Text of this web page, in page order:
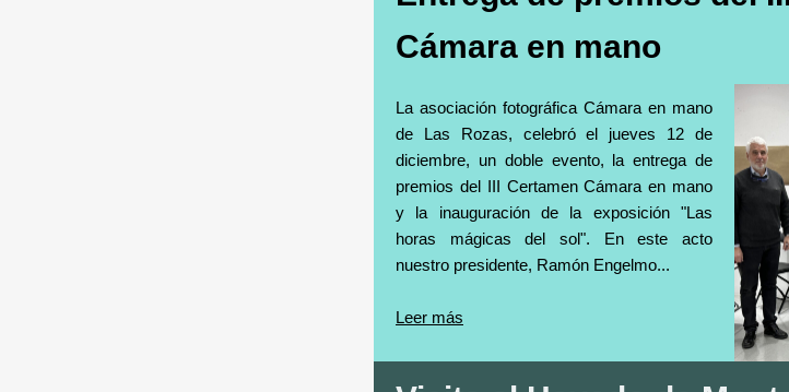
Cámara en mano
La asociación fotográfica Cámara en mano
de Las Rozas, celebró el jueves 12 de
diciembre, un doble evento, la entrega de
premios del III Certamen Cámara en mano
y la inauguración de la exposición "Las
horas mágicas del sol". En este acto
nuestro presidente, Ramón Engelmo...
Leer más